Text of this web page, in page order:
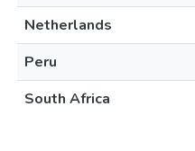
Netherlands
Peru
South Africa